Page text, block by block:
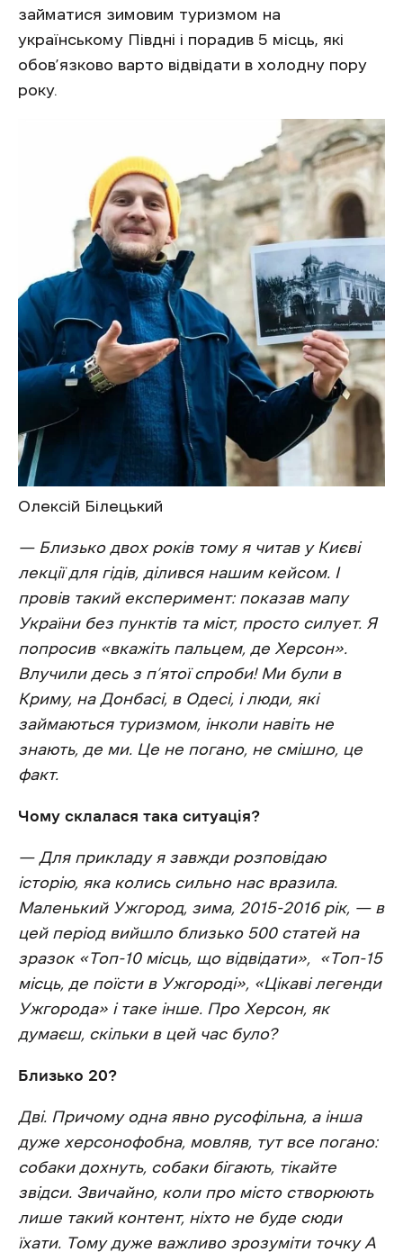
займатися зимовим туризмом на
українському Півдні і порадив 5 місць, які
обов’язково варто відвідати в холодну пору
року.
Олексій Білецький
— Близько двох років тому я читав у Києві
лекції для гідів, ділився нашим кейсом. І
провів такий експеримент: показав мапу
України без пунктів та міст, просто силует. Я
попросив «вкажіть пальцем, де Херсон».
Влучили десь з п’ятої спроби! Ми були в
Криму, на Донбасі, в Одесі, і люди, які
займаються туризмом, інколи навіть не
знають, де ми. Це не погано, не смішно, це
факт.
Чому склалася така ситуація?
— Для прикладу я завжди розповідаю
історію, яка колись сильно нас вразила.
Маленький Ужгород, зима, 2015-2016 рік, — в
цей період вийшло близько 500 статей на
зразок «Топ-10 місць, що відвідати», «Топ-15
місць, де поїсти в Ужгороді», «Цікаві легенди
Ужгорода» і таке інше. Про Херсон, як
думаєш, скільки в цей час було?
Близько 20?
Дві. Причому одна явно русофільна, а інша
дуже херсонофобна, мовляв, тут все погано:
собаки дохнуть, собаки бігають, тікайте
звідси. Звичайно, коли про місто створюють
лише такий контент, ніхто не буде сюди
їхати. Тому дуже важливо зрозуміти точку А